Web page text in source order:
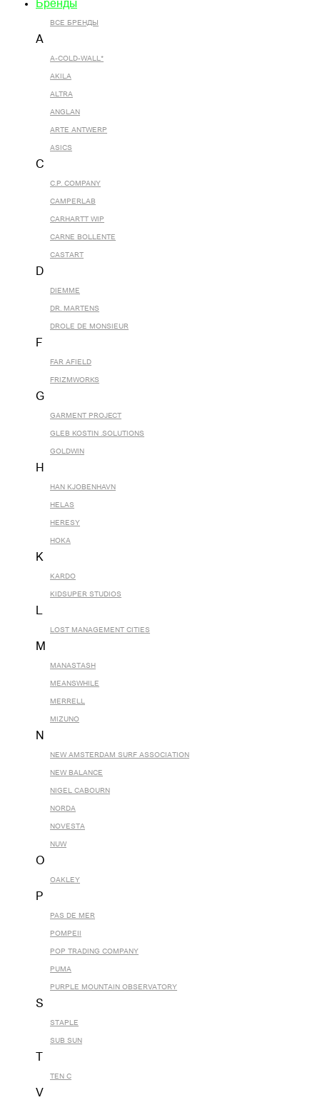
Бренды
ВСЕ БРЕНДЫ
A
A-COLD-WALL*
AKILA
ALTRA
ANGLAN
ARTE ANTWERP
ASICS
C
C.P. COMPANY
CAMPERLAB
CARHARTT WIP
CARNE BOLLENTE
CASTART
D
DIEMME
DR. MARTENS
DROLE DE MONSIEUR
F
FAR AFIELD
FRIZMWORKS
G
GARMENT PROJECT
GLEB KOSTIN .SOLUTIONS
GOLDWIN
H
HAN KJOBENHAVN
HELAS
HERESY
HOKA
K
KARDO
KIDSUPER STUDIOS
L
LOST MANAGEMENT CITIES
M
MANASTASH
MEANSWHILE
MERRELL
MIZUNO
N
NEW AMSTERDAM SURF ASSOCIATION
NEW BALANCE
NIGEL CABOURN
NORDA
NOVESTA
NUW
O
OAKLEY
P
PAS DE MER
POMPEII
POP TRADING COMPANY
PUMA
PURPLE MOUNTAIN OBSERVATORY
S
STAPLE
SUB SUN
TEN C
V